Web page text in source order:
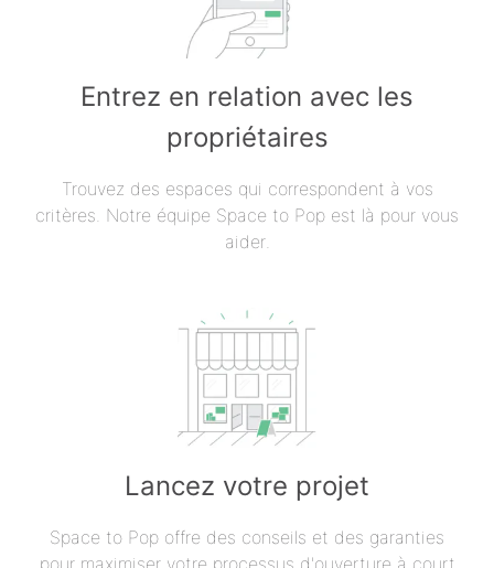
Entrez en relation avec les
propriétaires
Trouvez des espaces qui correspondent à vos
critères. Notre équipe Space to Pop est là pour vous
aider.
Lancez votre projet
Space to Pop offre des conseils et des garanties